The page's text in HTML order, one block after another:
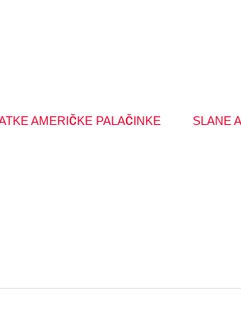
AMERIČKE PALAČINKE SLANE